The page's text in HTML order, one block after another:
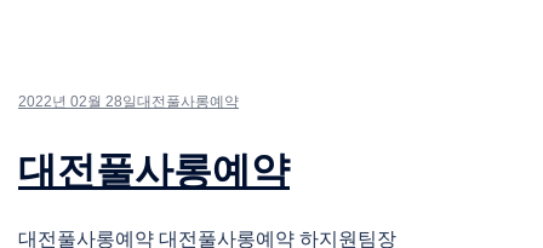
2022년 02월 28일 대전풀사롱예약
대전풀사롱예약
대전풀사롱예약 대전풀사롱예약 하지원팀장